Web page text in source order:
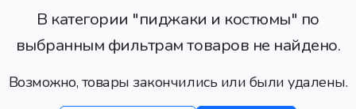
В категории "пиджаки и костюмы" по
выбранным фильтрам товаров не найдено.
Возможно, товары закончились или были удалены.